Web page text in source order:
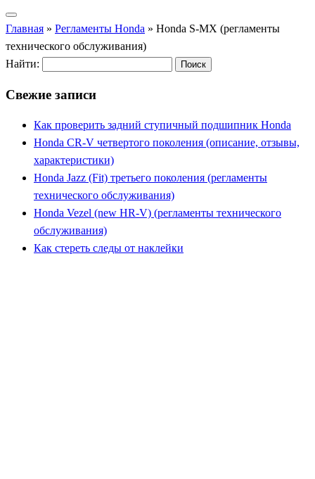
Главная » Регламенты Honda » Honda S-MX (регламенты
технического обслуживания)
Найти:
Свежие записи
Как проверить задний ступичный подшипник Honda
Honda CR-V четвертого поколения (описание, отзывы,
характеристики)
Honda Jazz (Fit) третьего поколения (регламенты
технического обслуживания)
Honda Vezel (new HR-V) (регламенты технического
обслуживания)
Как стереть следы от наклейки